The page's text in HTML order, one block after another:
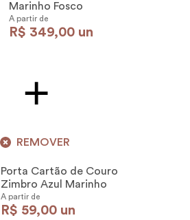
Marinho Fosco
A partir de
R$ 349,00 un
REMOVER
Porta Cartão de Couro
Zimbro Azul Marinho
A partir de
R$ 59,00 un